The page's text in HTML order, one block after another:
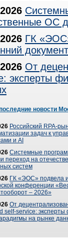
ОС
ГК
От
эксперты
новости
Российский RPA-
задач к
и AI
Системные
переход на
систем
ГК «ЭОС» подвела
конференции
– 2026»
От
self-service: эксперты
на рынке